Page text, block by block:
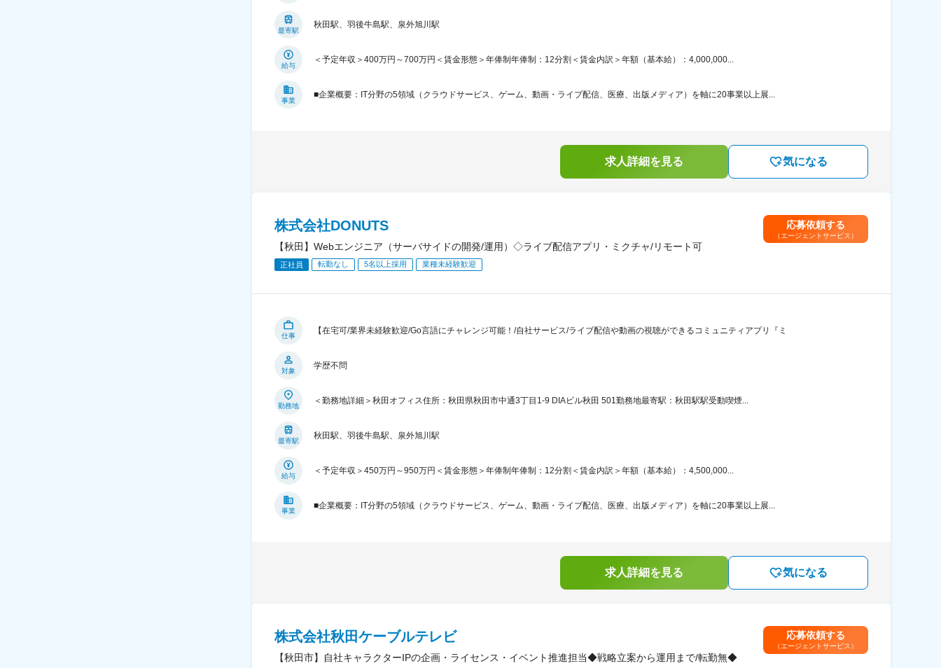
最寄駅
秋田駅、羽後牛島駅、泉外旭川駅
給与
＜予定年収＞400万円～700万円＜賃金形態＞年俸制年俸制：12分割＜賃金内訳＞年額（基本給）：4,000,000...
事業
■企業概要：IT分野の5領域（クラウドサービス、ゲーム、動画・ライブ配信、医療、出版メディア）を軸に20事業以上展...
求人詳細を見る 気になる
株式会社DONUTS
【秋田】Webエンジニア（サーバサイドの開発/運用）◇ライブ配信アプリ・ミクチャ/リモート可
正社員 転勤なし 5名以上採用 業種未経験歓迎
応募依頼する
（エージェントサービス）
仕事
【在宅可/業界未経験歓迎/Go言語にチャレンジ可能！/自社サービス/ライブ配信や動画の視聴ができるコミュニティアプリ『ミ
対象
学歴不問
勤務地
＜勤務地詳細＞秋田オフィス住所：秋田県秋田市中通3丁目1‐9 DIAビル秋田 501勤務地最寄駅：秋田駅駅受動喫煙...
最寄駅
秋田駅、羽後牛島駅、泉外旭川駅
給与
＜予定年収＞450万円～950万円＜賃金形態＞年俸制年俸制：12分割＜賃金内訳＞年額（基本給）：4,500,000...
事業
■企業概要：IT分野の5領域（クラウドサービス、ゲーム、動画・ライブ配信、医療、出版メディア）を軸に20事業以上展...
求人詳細を見る 気になる
株式会社秋田ケーブルテレビ
【秋田市】自社キャラクターIPの企画・ライセンス・イベント推進担当◆戦略立案から運用まで/転勤無◆
応募依頼する
（エージェントサービス）